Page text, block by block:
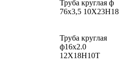
Труба круглая ф
76х3,5 10Х23Н18
Труба круглая
ф16х2.0
12Х18Н10Т